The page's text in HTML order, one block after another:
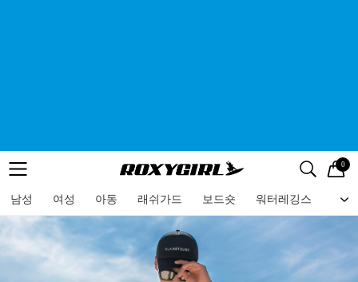
메뉴 검색
로고 0
남성 여성 아동 래쉬가드 보드숏 워터레깅스 비
메뉴